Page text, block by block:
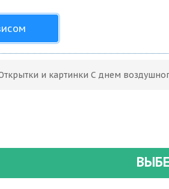
и картинки С днем